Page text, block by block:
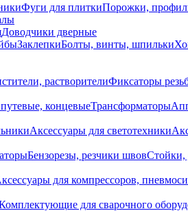
Фуги для плиткиПорожки,
Доводчики дверные
ЗаклепкиБолты, винты, шпильки
растворителиФиксаторы
концевыеТрансформаторы
Аксессуары для светотехники
Бензорезы, резчики швовСтойки,
для компрессоров,
для сварочного